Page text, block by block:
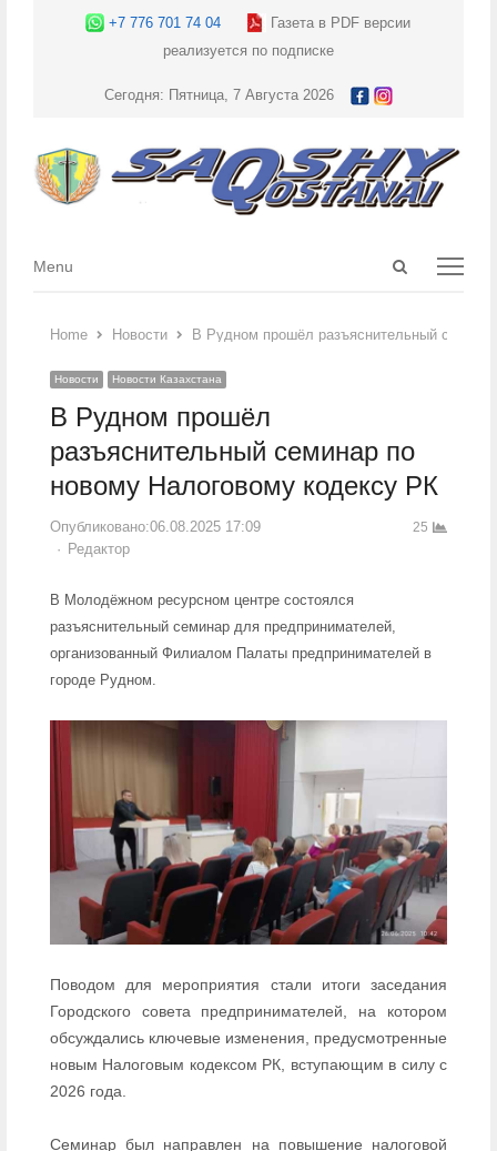
+7 776 701 74 04
Газета в PDF версии
реализуется по подписке
Сегодня: Пятница, 7 Августа 2026
Open
Menu
Menu
Home Новости В Рудном прошёл разъяснительный
Новости Новости Казахстана
В Рудном прошёл
разъяснительный семинар по
новому Налоговому кодексу РК
Опубликовано:06.08.2025 17:09
Author
Редактор
25
В Молодёжном ресурсном центре состоялся
разъяснительный семинар для предпринимателей,
организованный Филиалом Палаты предпринимателей в
городе Рудном.
Поводом для мероприятия стали итоги заседания
Городского совета предпринимателей, на котором
обсуждались ключевые изменения, предусмотренные
новым Налоговым кодексом РК, вступающим в силу с
2026 года.
Семинар был направлен на повышение налоговой